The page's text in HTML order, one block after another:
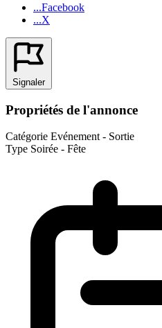
...Facebook
...X
Signaler
Propriétés de l'annonce
Catégorie Evénement - Sortie
Type Soirée - Fête